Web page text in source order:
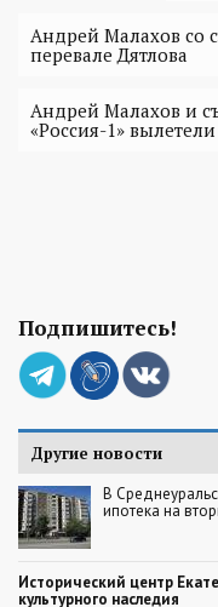
Андрей Малахов со
перевале Дятлова
Андрей Малахов и
«Россия-1»
Подпишитесь!
Другие новости
В
ипотека на
Исторический центр
культурного наследия